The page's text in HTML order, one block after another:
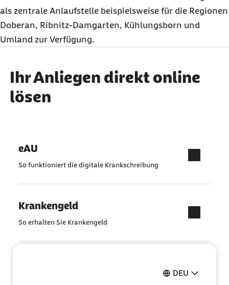
DEU
als zentrale Anlaufstelle beispielsweise für die Regionen
Doberan, Ribnitz-Damgarten, Kühlungsborn und
Umland zur Verfügung.
Ihr Anliegen direkt online
lösen
eAU
So funktioniert die digitale Krankschreibung
Krankengeld
So erhalten Sie Krankengeld